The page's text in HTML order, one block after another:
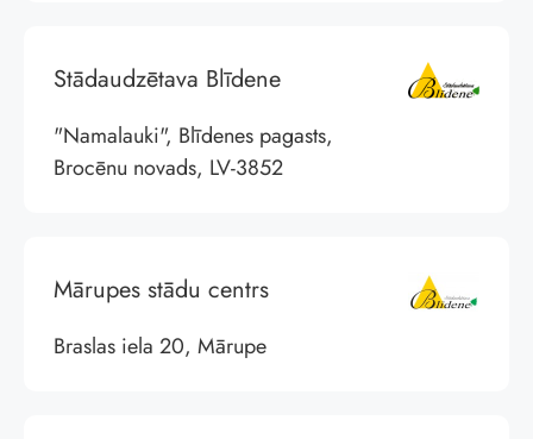
Stādaudzētava Blīdene
"Namalauki", Blīdenes pagasts,
Brocēnu novads, LV-3852
Mārupes stādu centrs
Braslas iela 20, Mārupe